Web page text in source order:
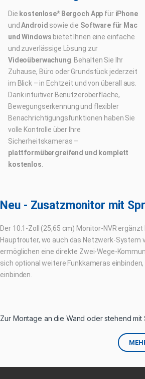
Die kostenlose* Bergoch App für iPhone
undAndroid sowie die Software für Mac
und Windows bietet Ihnen eine einfache
und zuverlässige Lösung zur
Videoüberwachung . Behalten Sie Ihr
Zuhause, Büro oder Grundstück jederzeit
im Blick – in Echtzeit und von überall aus.
Dank intuitiver Benutzeroberfläche,
Bewegungserkennung und flexibler
Benachrichtigungsfunktionen haben Sie
volle Kontrolle über Ihre
Sicherheitskameras –
plattformübergreifend und komplett
kostenlos
Neu - Zusatzmonitor mit
Der 10.1-Zoll (25,65 cm) Monitor-NVR
Hauptrouter, wo auch das Netzwerk-System
ermöglichen eine direkte Zwei-Wege-
sich optional weitere Funkkameras
einbinden.
Zur Montage an die Wand oder stehend mit